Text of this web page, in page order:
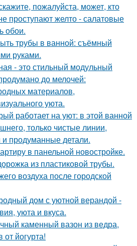
пожалуйста, может, кто
проступают желто - салатовые
обои.
трубы в ванной: съёмный
руками.
- это стильный модульный
до мелочей:
материалов,
уюта.
работает на уют: в этой ванной
только чистые линии,
и продуманные детали.
в панельной новостройке.
из пластиковой трубы.
воздуха после городской
дом с уютной верандой -
уюта и вкуса.
каменный вазон из ведра,
от йогурта!